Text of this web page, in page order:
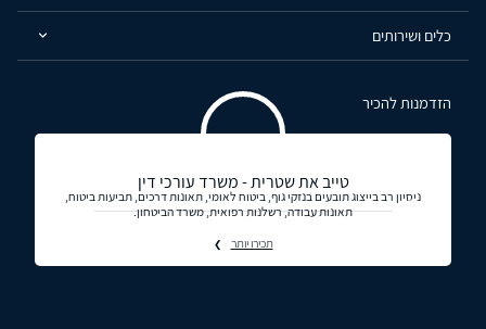
כלים ושירותים
הזדמנות להכיר
טייב את שטרית - משרד עורכי דין
ניסיון רב בייצוג תובעים בנזקי גוף, ביטוח לאומי, תאונות דרכים, תביעות ביטוח,
תאונות עבודה, רשלנות רפואית, משרד הביטחון.
תכירו יותר